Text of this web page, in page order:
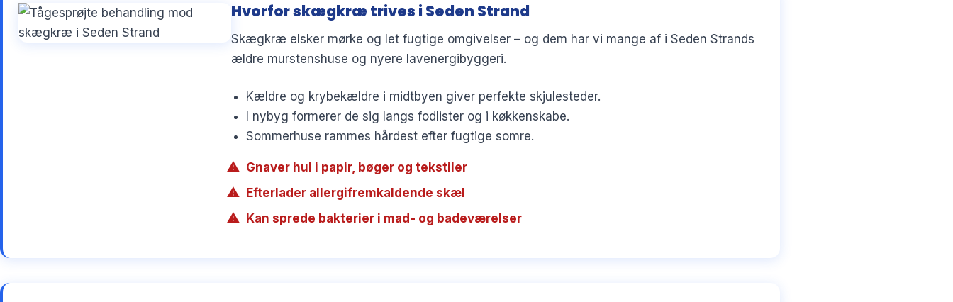
Hvorfor skægkræ trives i Seden Strand
Skægkræ elsker mørke og let fugtige omgivelser – og dem har vi mange af i Seden Strands
ældre murstenshuse og nyere lavenergibyggeri.
Kældre og krybekældre i midtbyen giver perfekte skjulesteder.
I nybyg formerer de sig langs fodlister og i køkkenskabe.
Sommerhuse rammes hårdest efter fugtige somre.
Gnaver hul i papir, bøger og tekstiler
Efterlader allergifremkaldende skæl
Kan sprede bakterier i mad- og badeværelser